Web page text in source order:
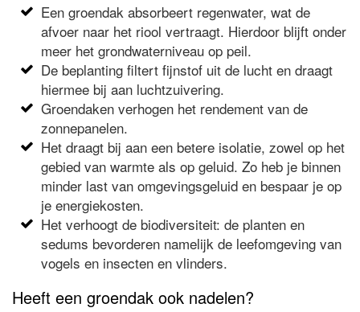
Een groendak absorbeert regenwater, wat de
afvoer naar het riool vertraagt. Hierdoor blijft onder
meer het grondwaterniveau op peil.
De beplanting filtert fijnstof uit de lucht en draagt
hiermee bij aan luchtzuivering.
Groendaken verhogen het rendement van de
zonnepanelen.
Het draagt bij aan een betere isolatie, zowel op het
gebied van warmte als op geluid. Zo heb je binnen
minder last van omgevingsgeluid en bespaar je op
je energiekosten.
Het verhoogt de biodiversiteit: de planten en
sedums bevorderen namelijk de leefomgeving van
vogels en insecten en vlinders.
Heeft een groendak ook nadelen?